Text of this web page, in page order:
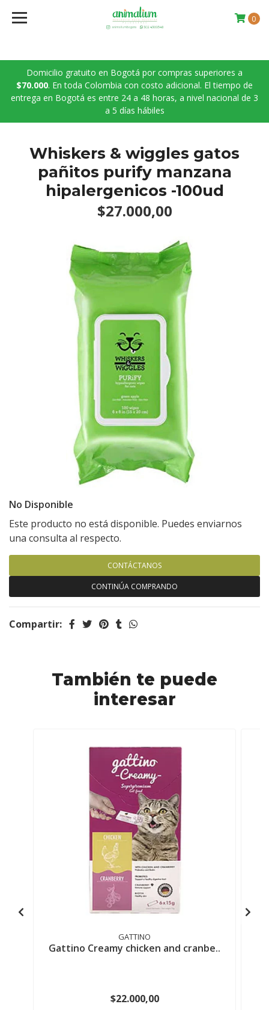
Domicilio gratuito en Bogotá por compras superiores a
$70.000. En toda Colombia con costo adicional. El tiempo de
entrega en Bogotá es entre 24 a 48 horas, a nivel nacional de 3
a 5 días hábiles
0
Whiskers & wiggles gatos
pañitos purify manzana
hipalergenicos -100ud
$27.000,00
No Disponible
Este producto no está disponible. Puedes enviarnos
una consulta al respecto.
CONTÁCTANOS
CONTINÚA COMPRANDO
Compartir:
También te puede
interesar
GATTINO
Gattino Creamy chicken and cranbe..
$22.000,00